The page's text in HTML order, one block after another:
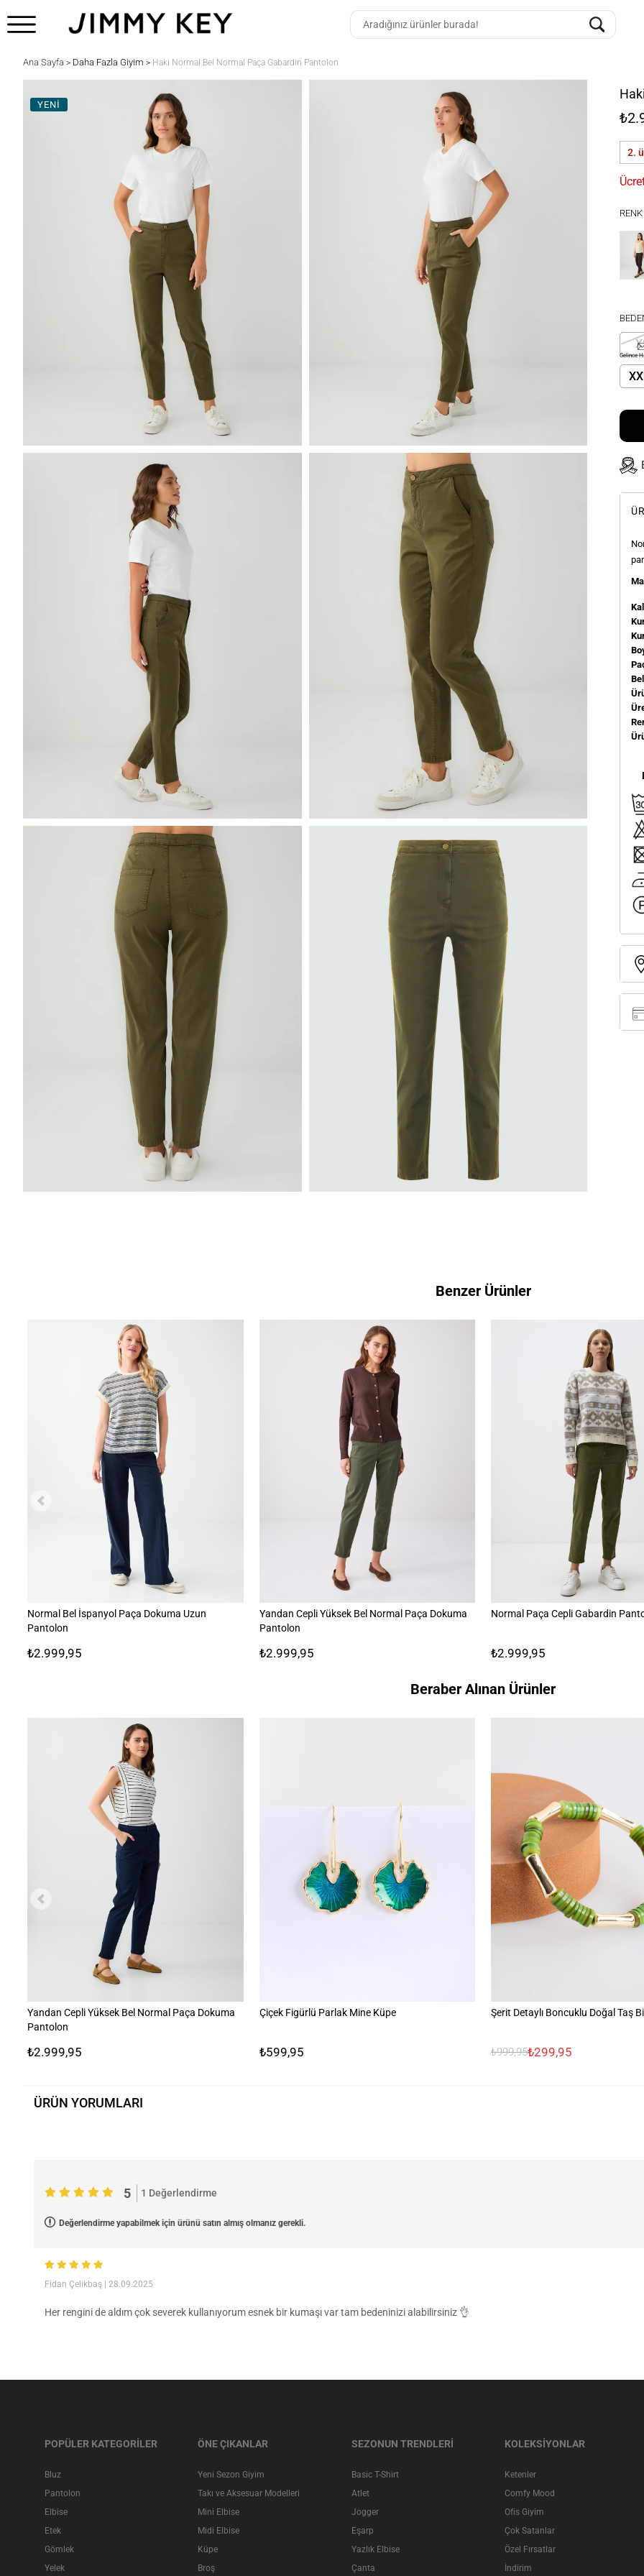
Ana Sayfa > Daha Fazla Giyim > Haki Normal Bel Normal Paça Gabardin Pantolon
YENİ
2.
RENK
Gelince
Benzer Ürünler
Normal Bel İspanyol Paça Dokuma Uzun
Pantolon
₺2.999,95
Yandan Cepli Yüksek Bel Normal Paça Dokuma
Pantolon
₺2.999,95
Normal Paça Cepli Gabardin
₺2.999,95
Beraber Alınan Ürünler
Yandan Cepli Yüksek Bel Normal Paça Dokuma
Pantolon
₺2.999,95
Çiçek Figürlü Parlak Mine Küpe
₺599,95
Şerit Detaylı Boncuklu Doğal Taş
₺999,95₺299,95
ÜRÜN YORUMLARI
5 1 Değerlendirme
Değerlendirme yapabilmek için ürünü satın almış olmanız gerekli.
Fidan Çelikbaş | 28.09.2025
Her rengini de aldım çok severek kullanıyorum esnek bir kumaşı var tam bedeninizi alabilirsiniz 👌
POPÜLER KATEGORİLER
Bluz
Pantolon
Elbise
Etek
Gömlek
Yelek
ÖNE ÇIKANLAR
Yeni Sezon Giyim
Takı ve Aksesuar Modelleri
Mini Elbise
Midi Elbise
Küpe
Broş
SEZONUN TRENDLERİ
Basic T-Shirt
Atlet
Jogger
Eşarp
Yazlık Elbise
Çanta
KOLEKSİYONLAR
Ketenler
Comfy Mood
Ofis Giyim
Çok Satanlar
Özel Fırsatlar
İndirim